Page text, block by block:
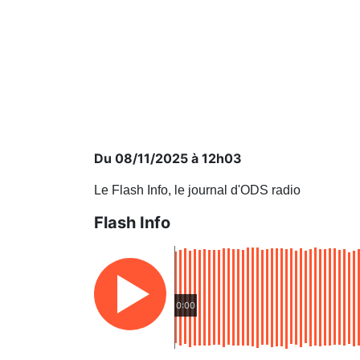
Du 08/11/2025 à 12h03
Le Flash Info, le journal d'ODS radio
Flash Info
0:00